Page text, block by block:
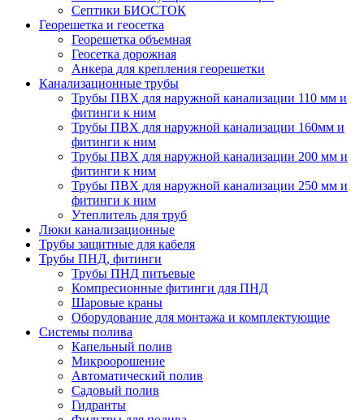
Септики БИОСТОК
Георешетка и геосетка
Георешетка объемная
Геосетка дорожная
Анкера для крепления георешетки
Канализационные трубы
Трубы ПВХ для наружной канализации 110 мм и
фитинги к ним
Трубы ПВХ для наружной канализации 160мм и
фитинги к ним
Трубы ПВХ для наружной канализации 200 мм и
фитинги к ним
Трубы ПВХ для наружной канализации 250 мм и
фитинги к ним
Утеплитель для труб
Люки канализационные
Трубы защитные для кабеля
Трубы ПНД, фитинги
Трубы ПНД питьевые
Компресионные фитинги для ПНД
Шаровые краны
Оборудование для монтажа и комплектующие
Системы полива
Капельный полив
Микроорошение
Автоматический полив
Садовый полив
Гидранты